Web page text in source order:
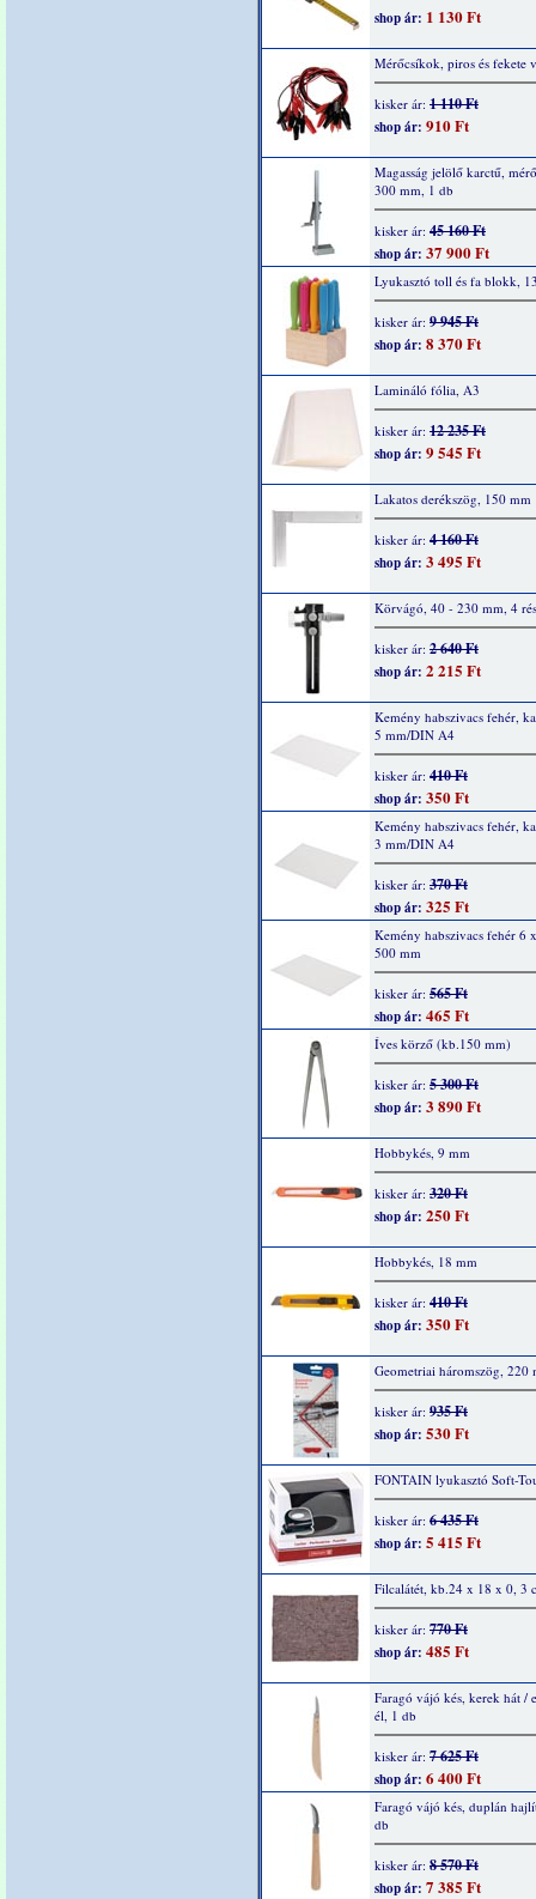
shop ár: 1 130 Ft
Mérőcsíkok, piros és fekete
kisker ár: 1 110 Ft
shop ár: 910 Ft
Magasság jelölő karctű,
300 mm, 1 db
kisker ár: 45 160 Ft
shop ár: 37 900 Ft
Lyukasztó toll és fa blokk,
kisker ár: 9 945 Ft
shop ár: 8 370 Ft
Lamináló fólia, A3
kisker ár: 12 235 Ft
shop ár: 9 545 Ft
Lakatos derékszög, 150 mm
kisker ár: 4 160 Ft
shop ár: 3 495 Ft
Körvágó, 40 - 230 mm, 4
kisker ár: 2 640 Ft
shop ár: 2 215 Ft
Kemény habszivacs fehér,
5 mm/DIN A4
kisker ár: 410 Ft
shop ár: 350 Ft
Kemény habszivacs fehér,
3 mm/DIN A4
kisker ár: 370 Ft
shop ár: 325 Ft
Kemény habszivacs fehér 6
500 mm
kisker ár: 565 Ft
shop ár: 465 Ft
Íves körző (kb.150 mm)
kisker ár: 5 300 Ft
shop ár: 3 890 Ft
Hobbykés, 9 mm
kisker ár: 320 Ft
shop ár: 250 Ft
Hobbykés, 18 mm
kisker ár: 410 Ft
shop ár: 350 Ft
Geometriai háromszög, 220
kisker ár: 935 Ft
shop ár: 530 Ft
FONTAIN lyukasztó Soft-
kisker ár: 6 435 Ft
shop ár: 5 415 Ft
Filcalátét, kb.24 x 18 x 0, 3
kisker ár: 770 Ft
shop ár: 485 Ft
Faragó vájó kés, kerek hát /
él, 1 db
kisker ár: 7 625 Ft
shop ár: 6 400 Ft
Faragó vájó kés, duplán
db
kisker ár: 8 570 Ft
shop ár: 7 385 Ft